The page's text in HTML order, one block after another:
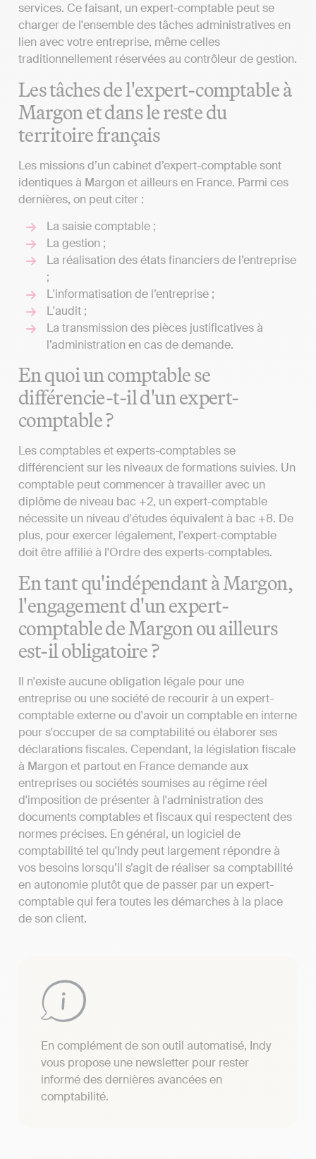
services. Ce faisant, un expert-comptable peut se
charger de l'ensemble des tâches administratives en
lien avec votre entreprise, même celles
traditionnellement réservées au contrôleur de gestion.
Les tâches de l'expert-comptable à
Margon et dans le reste du
territoire français
Les missions d’un cabinet d’expert-comptable sont
identiques à Margon et ailleurs en France. Parmi ces
dernières, on peut citer :
La saisie comptable ;
La gestion ;
La réalisation des états financiers de l’entreprise
;
L'informatisation de l’entreprise ;
L'audit ;
La transmission des pièces justificatives à
l’administration en cas de demande.
En quoi un comptable se
différencie-t-il d'un expert-
comptable ?
Les comptables et experts-comptables se
différencient sur les niveaux de formations suivies. Un
comptable peut commencer à travailler avec un
diplôme de niveau bac +2, un expert-comptable
nécessite un niveau d'études équivalent à bac +8. De
plus, pour exercer légalement, l'expert-comptable
doit être affilié à l'Ordre des experts-comptables.
En tant qu'indépendant à Margon,
l'engagement d'un expert-
comptable de Margon ou ailleurs
est-il obligatoire ?
Il n'existe aucune obligation légale pour une
entreprise ou une société de recourir à un expert-
comptable externe ou d'avoir un comptable en interne
pour s'occuper de sa comptabilité ou élaborer ses
déclarations fiscales. Cependant, la législation fiscale
à Margon et partout en France demande aux
entreprises ou sociétés soumises au régime réel
d'imposition de présenter à l'administration des
documents comptables et fiscaux qui respectent des
normes précises. En général, un logiciel de
comptabilité tel qu'Indy peut largement répondre à
vos besoins lorsqu’il s’agit de réaliser sa comptabilité
en autonomie plutôt que de passer par un expert-
comptable qui fera toutes les démarches à la place
de son client.
En complément de son outil automatisé, Indy
vous propose une newsletter pour rester
informé des dernières avancées en
comptabilité.